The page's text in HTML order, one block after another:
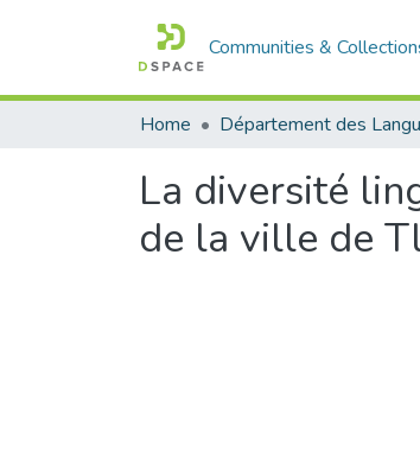
Communities &
Home
La diversité
de la ville de